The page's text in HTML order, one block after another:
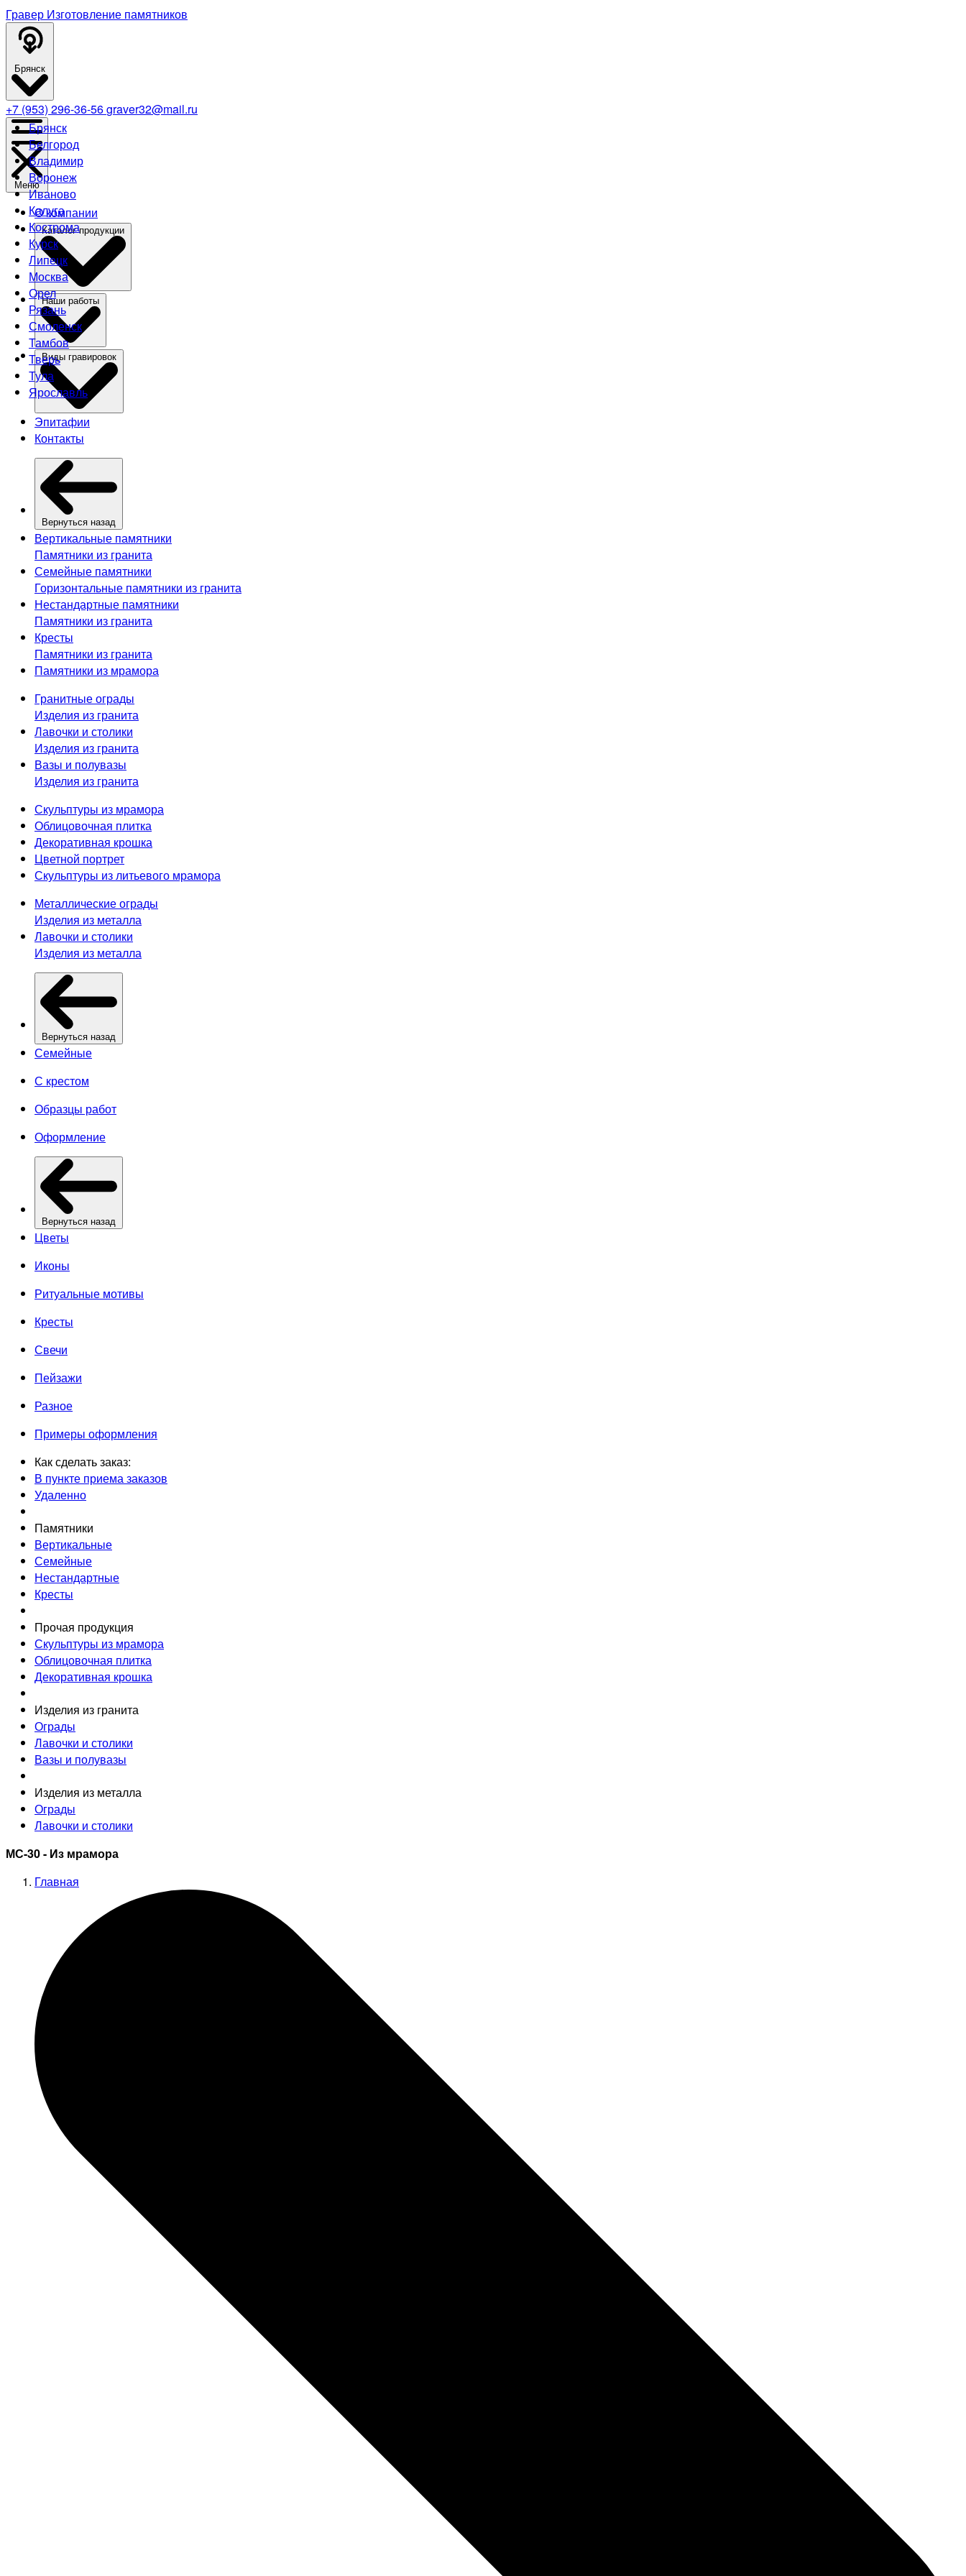
Гравер Изготовление памятников
Брянск
Брянск
Белгород
Владимир
Воронеж
Иваново
Калуга
Кострома
Курск
Липецк
Москва
Орел
Рязань
Смоленск
Тамбов
Тверь
Тула
Ярославль
+7 (953) 296-36-56graver32@mail.ru
Меню
О компании
Эпитафии
Контакты
Вернуться назад
Вертикальные памятники
Памятники из гранита
Семейные памятники
Горизонтальные памятники из гранита
Нестандартные памятники
Памятники из гранита
Кресты
Памятники из гранита
Памятники из мрамора
Гранитные ограды
Изделия из гранита
Лавочки и столики
Изделия из гранита
Вазы и полувазы
Изделия из гранита
Скульптуры из мрамора
Облицовочная плитка
Декоративная крошка
Цветной портрет
Скульптуры из литьевого мрамора
Металлические ограды
Изделия из металла
Лавочки и столики
Изделия из металла
Вернуться назад
Семейные
С крестом
Образцы работ
Оформление
Вернуться назад
Цветы
Иконы
Ритуальные мотивы
Кресты
Свечи
Пейзажи
Разное
Примеры оформления
Как сделать заказ:
В пункте приема заказов
Удаленно
Памятники
Вертикальные
Семейные
Нестандартные
Кресты
Прочая продукция
Скульптуры из мрамора
Облицовочная плитка
Декоративная крошка
Изделия из гранита
Ограды
Лавочки и столики
Вазы и полувазы
Изделия из металла
Ограды
Лавочки и столики
МС-30 - Из мрамора
Главная